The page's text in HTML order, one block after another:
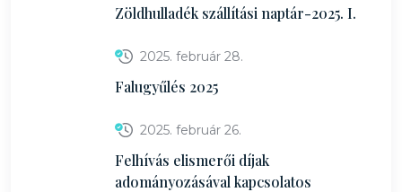
Zöldhulladék szállítási naptár-2025. I.
2025. február 28.
Falugyűlés 2025
2025. február 26.
Felhívás elismerői díjak
adományozásával kapcsolatos